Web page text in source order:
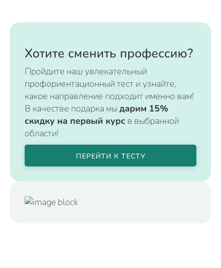
Хотите сменить профессию?
Пройдите наш увлекательный
профориентационный тест и узнайте,
какое направление подходит именно вам!
В качестве подарка мы дарим 15%
скидку на первый курс в выбранной
области!
ПЕРЕЙТИ К ТЕСТУ